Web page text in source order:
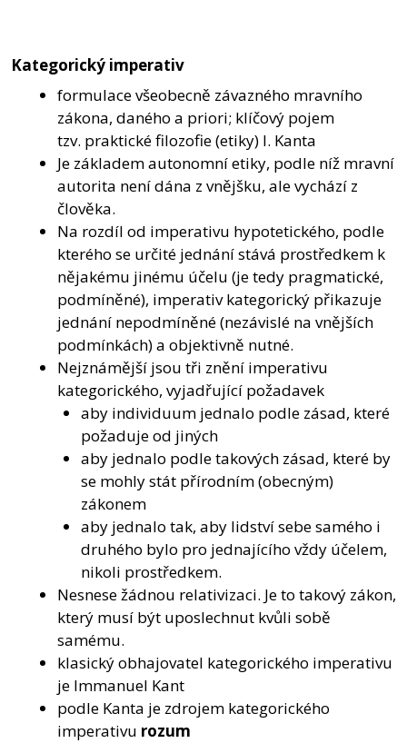
Kategorický imperativ
formulace všeobecně závazného mravního
zákona, daného a priori; klíčový pojem
tzv. praktické filozofie (etiky) I. Kanta
Je základem autonomní etiky, podle níž mravní
autorita není dána z vnějšku, ale vychází z
člověka.
Na rozdíl od imperativu hypotetického, podle
kterého se určité jednání stává prostředkem k
nějakému jinému účelu (je tedy pragmatické,
podmíněné), imperativ kategorický přikazuje
jednání nepodmíněné (nezávislé na vnějších
podmínkách) a objektivně nutné.
Nejznámější jsou tři znění imperativu
kategorického, vyjadřující požadavek
aby individuum jednalo podle zásad, které
požaduje od jiných
aby jednalo podle takových zásad, které by
se mohly stát přírodním (obecným)
zákonem
aby jednalo tak, aby lidství sebe samého i
druhého bylo pro jednajícího vždy účelem,
nikoli prostředkem.
Nesnese žádnou relativizaci. Je to takový zákon,
který musí být uposlechnut kvůli sobě
samému.
klasický obhajovatel kategorického imperativu
je Immanuel Kant
podle Kanta je zdrojem kategorického
imperativu rozum